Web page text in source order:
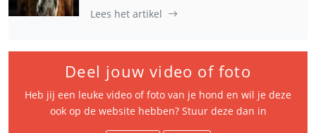
Lees het artikel
Deel jouw video of foto
Heb jij een leuke video of foto van je hond en wil je deze
ook op de website hebben? Stuur deze dan in